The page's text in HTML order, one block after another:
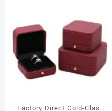
Factory Direct Gold-Clasp